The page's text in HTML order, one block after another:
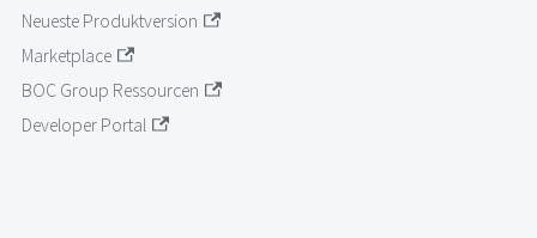
Neueste Produktversion
Marketplace
BOC Group Ressourcen
Developer Portal